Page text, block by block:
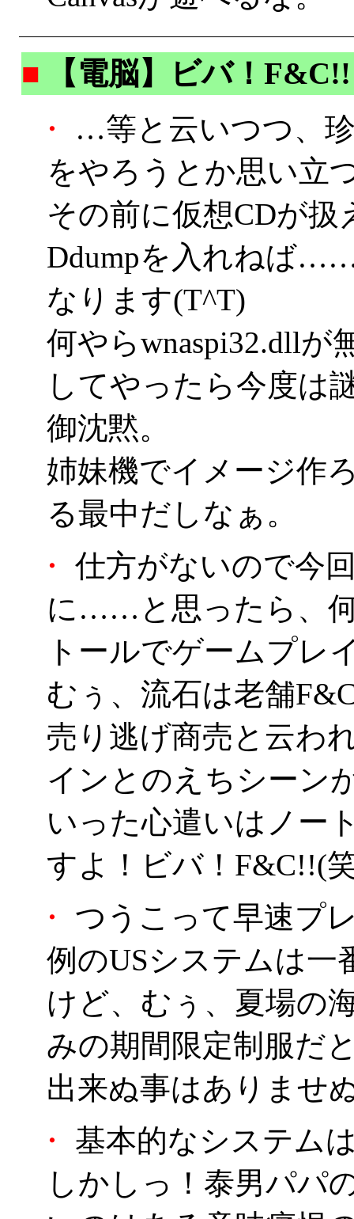
■
【電脳】ビバ！F&C!!
・
…等と云いつつ、
をやろうとか思い立
その前に仮想CDが
Ddumpを入れねば
なります(T^T)
何やらwnaspi32.dllが
してやったら今度は
御沈黙。
姉妹機でイメージ作
る最中だしなぁ。
・
仕方がないので今
に……と思ったら、
トールでゲームプレ
むぅ、流石は老舗
売り逃げ商売と云わ
インとのえちシーン
いった心遣いはノー
すよ！ビバ！F&C!!(
・
つうこって早速プ
例のUSシステムは一
けど、むぅ、夏場の
みの期間限定制服だ
出来ぬ事はありませ
・
基本的なシステム
しかしっ！泰男パパ